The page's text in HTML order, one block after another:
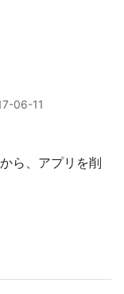
06-11
ら、アプリを削